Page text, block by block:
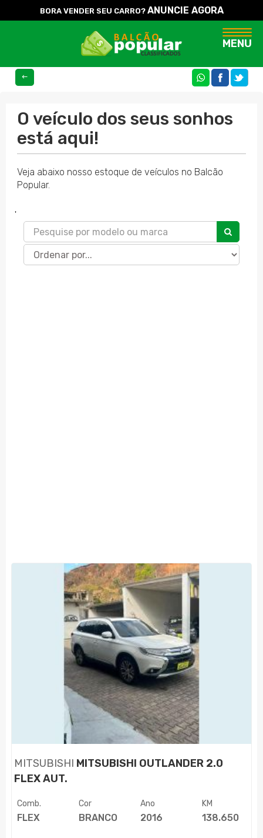
BORA VENDER SEU CARRO? ANUNCIE AGORA
MENU
O veículo dos seus sonhos
está aqui!
Veja abaixo nosso estoque de veículos no Balcão
Popular.
'
MITSUBISHI MITSUBISHI OUTLANDER 2.0
FLEX AUT.
Comb.
FLEX
Cor
BRANCO
Ano
2016
KM
138.650